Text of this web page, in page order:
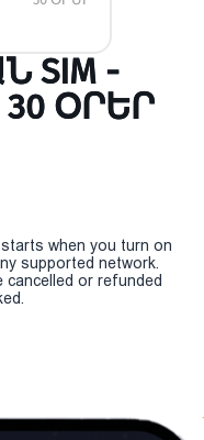
SIM -
30 ՕՐԵՐ
when you turn on
supported network.
cancelled or refunded